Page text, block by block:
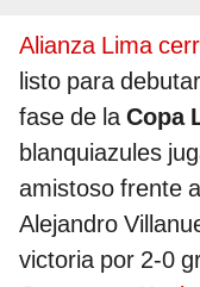
Alianza Lima
listo para
fase de laCopa
blanquiazules
amistoso frente
Alejandro
victoria por 2-0